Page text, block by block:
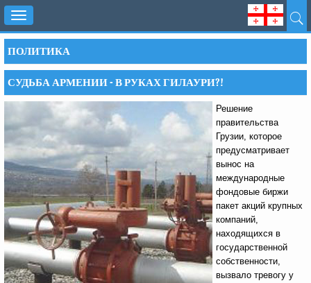
Toggle
navigation
ПОЛИТИКА
СУДЬБА АРМЕНИИ - В РУКАХ ГИЛАУРИ?!
Решение
правительства
Грузии, которое
предусматривает
вынос на
международные
фондовые биржи
пакет акций крупных
компаний,
находящихся в
государственной
собственности,
вызвало тревогу у